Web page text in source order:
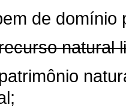
de domínio
natural